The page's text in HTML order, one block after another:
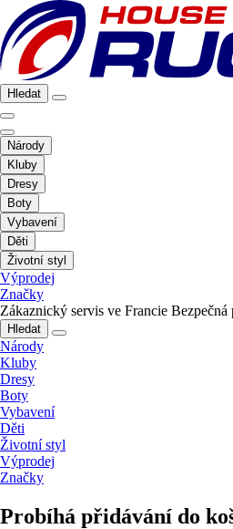
Hledat
Národy
Kluby
Dresy
Boty
Vybavení
Děti
Životní styl
Výprodej
Značky
Zákaznický servis ve Francie Bezpečná
Hledat
Národy
Kluby
Dresy
Boty
Vybavení
Děti
Životní styl
Výprodej
Značky
Probíhá přidávání do